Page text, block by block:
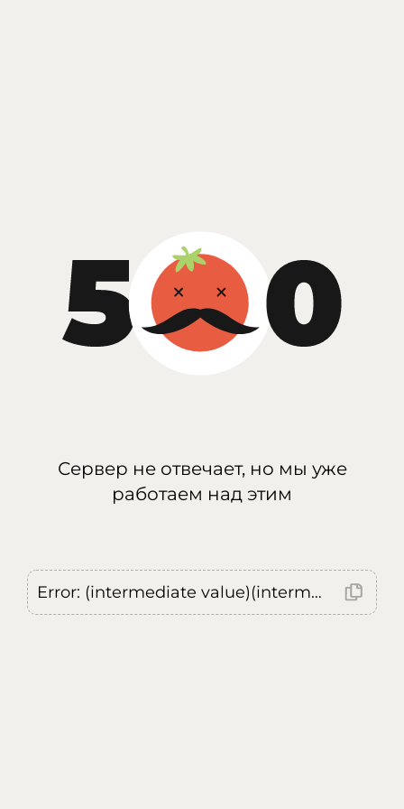
Сервер не отвечает, но мы уже
работаем над этим
Error: (intermediate value)(intermediate value)(intermediate value).replaceAll is not a function